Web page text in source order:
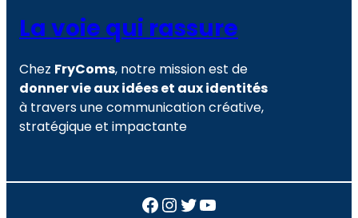
La voie qui rassure
Chez FryComs, notre mission est de
donner vie aux idées et aux identités
à travers une communication créative,
stratégique et impactante
Facebook
Instagram
Twitter
YouTube